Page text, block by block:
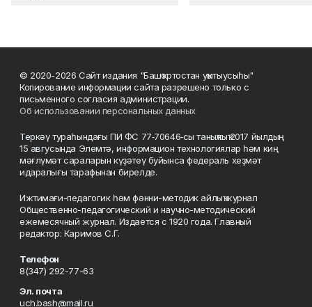
© 2020-2026 Сайт издания "Башҡортостан уҡытыусыһы"
Копирование информации сайта разрешено только с
письменного согласия администрации.
Об использовании персональных данных
Теркәү тураһындағы ПИ ФС 77‑70646‑сы таныҡлыҡ 2017 йылдың
15 авгусында Элемтә, информацион технологиялар һәм киң
мәғлүмәт сараларын күҙәтеү буйынса федераль хеҙмәт
идаралығы тарафынан бирелде.
Ижтимағи-педагогик һәм фәнни-методик айлыҡ журнал
Общественно-педагогический и научно-методический
ежемесячный журнал. Издается с 1920 года. Главный
редактор: Каримов С.Г.
Телефон
8(347) 292-77-63
Эл. почта
uch.bash@mail.ru